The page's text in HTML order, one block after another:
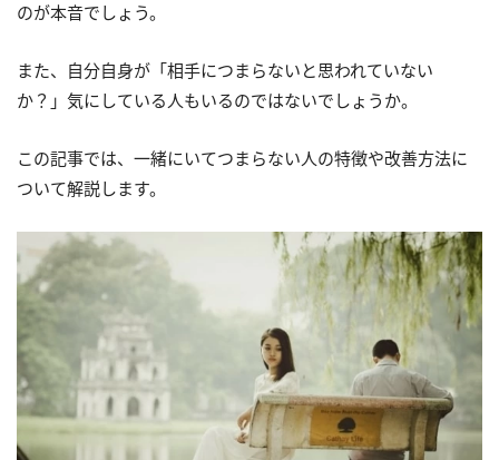
のが本音でしょう。
また、自分自身が「相手につまらないと思われていない
か？」気にしている人もいるのではないでしょうか。
この記事では、一緒にいてつまらない人の特徴や改善方法に
ついて解説します。